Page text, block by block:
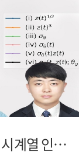
력을 한층 강화할
년부터 국내 최고 수
부와 한국 연구 재
있으며 인간 중심의
젝트를 수행하고
산업의 경쟁력 강화
는 "글로벌 해운 시
부상하고 있다"며 "
가져올 긍정적인 변
합은 선박 관리 및
웨스틴 조선 부산에
요-공급 협의회(이
기업과 공급 기업
원을 목적으로 설립
육상 통합공급망 기
영사 등 글로벌 공
업의 기술 도입과
.이날 발대식은 글로
해운항만물류 분야의
이언경 본부장의 강
비전과 운영 계획
UNIST 김성일교수님연구팀, 시계열 인공지능 모델의 성능저하 막는다!...데이터 드리프트